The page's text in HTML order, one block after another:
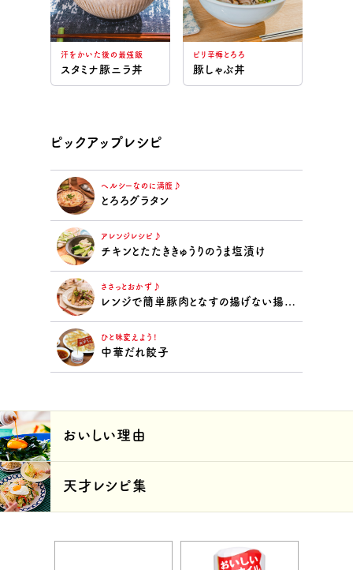
汗をかいた後の最強飯
スタミナ豚ニラ丼
ピリ辛梅とろろ
豚しゃぶ丼
ピックアップレシピ
ヘルシーなのに満腹♪
とろろグラタン
アレンジレシピ♪
チキンとたたききゅうりのうま塩漬け
ささっとおかず♪
レンジで簡単豚肉となすの揚げない揚げ浸し
ひと味変えよう！
中華だれ餃子
おいしい理由
天才レシピ集